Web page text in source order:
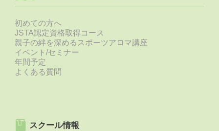
初めての方へ
JSTA認定資格取得コース
親子の絆を深めるスポーツアロマ講座
イベント/セミナー
年間予定
よくある質問
スクール情報